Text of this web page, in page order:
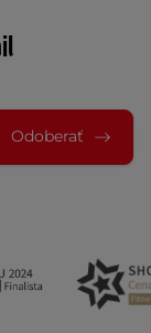
Odoberať